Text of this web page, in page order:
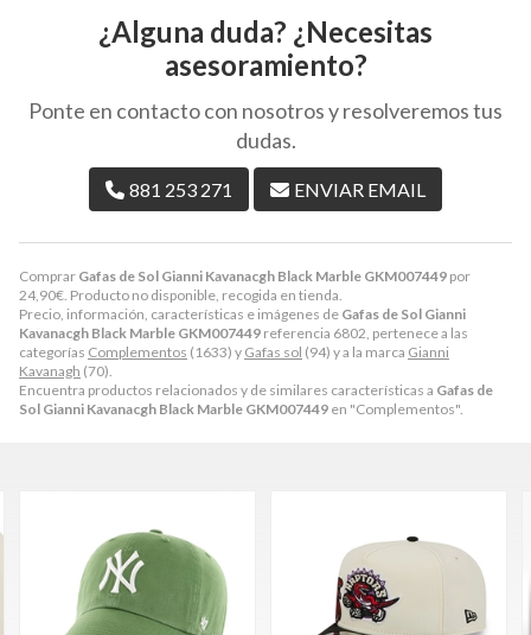
Comprar Gafas de Sol Gianni Kavanacgh Black Marble GKM007449 por
24,90€ . Producto no disponible, recogida en tienda.
Precio, información, características e imágenes de Gafas de Sol Gianni
Kavanacgh Black Marble GKM007449 referencia 6802, pertenece a las
categorías Complementos (1633) y Gafas sol (94) y a la marca Gianni
Kavanagh (70).
Encuentra productos relacionados y de similares características a Gafas de
Sol Gianni Kavanacgh Black Marble GKM007449 en "Complementos".
¿Alguna duda? ¿Necesitas
asesoramiento?
Ponte en contacto con nosotros y resolveremos tus
dudas.
881 253 271 ENVIAR EMAIL